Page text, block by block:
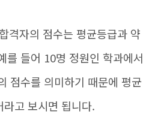
격자의 점수는 평균등급과 약
를 들어 10명 정원인 학과에서
점수를 의미하기 때문에 평균
고 보시면 됩니다.